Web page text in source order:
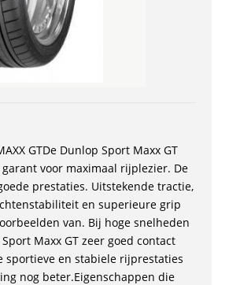
GTDe Dunlop Sport Maxx GT
voor maximaal rijplezier. De
prestaties. Uitstekende tractie,
en superieure grip
van. Bij hoge snelheden
Maxx GT zeer goed contact
sportieve en stabiele rijprestaties
nog beter.Eigenschappen die